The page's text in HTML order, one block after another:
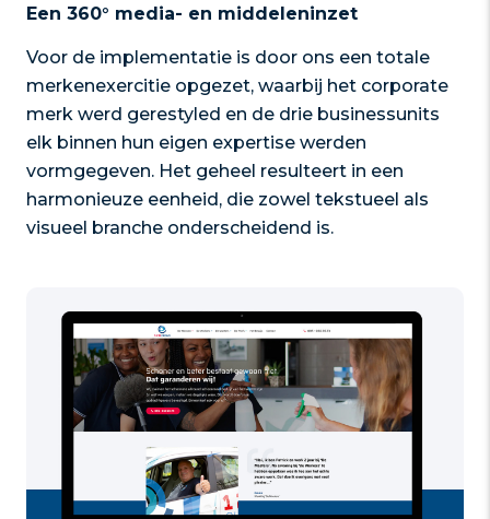
Een 360° media- en middeleninzet
Voor de implementatie is door ons een totale
merkenexercitie opgezet, waarbij het corporate
merk werd gerestyled en de drie businessunits
elk binnen hun eigen expertise werden
vormgegeven. Het geheel resulteert in een
harmonieuze eenheid, die zowel tekstueel als
visueel branche onderscheidend is.